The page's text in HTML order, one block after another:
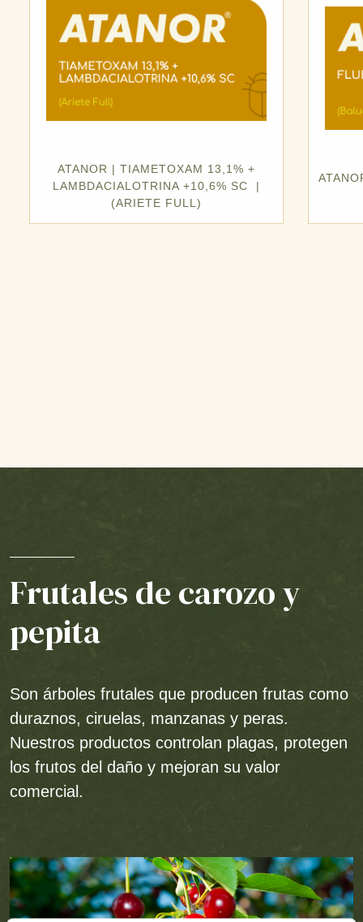
ATANOR | TIAMETOXAM 13,1% +
LAMBDACIALOTRINA +10,6% SC |
(ARIETE FULL)
Frutales de carozo y
pepita
Son árboles frutales que producen frutas como
duraznos, ciruelas, manzanas y peras.
Nuestros productos controlan plagas, protegen
los frutos del daño y mejoran su valor
comercial.